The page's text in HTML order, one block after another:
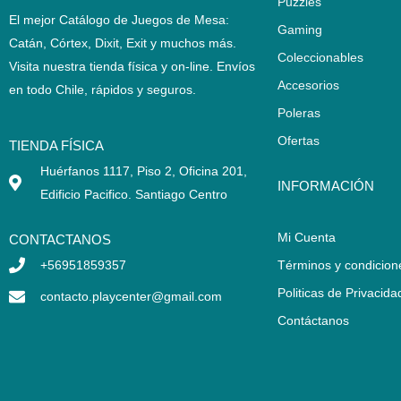
El mejor Catálogo de Juegos de Mesa:
Catán, Córtex, Dixit, Exit y muchos más.
Visita nuestra tienda física y on-line. Envíos
en todo Chile, rápidos y seguros
TIENDA FÍSICA
Huérfanos 1117, Piso 2, Oficina 201,
Edificio Pacifico. Santiago Centro
CONTACTANOS
+56951859357
contacto.playcenter@gmail.com
Gaming
Coleccionables
Accesorios
Poleras
Ofertas
INFORMACIÓN
Mi Cuenta
Términos y
Politicas de
Contáctanos